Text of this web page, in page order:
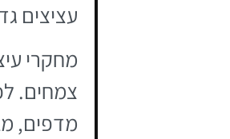
עציצים
צמחים.
מדפים,